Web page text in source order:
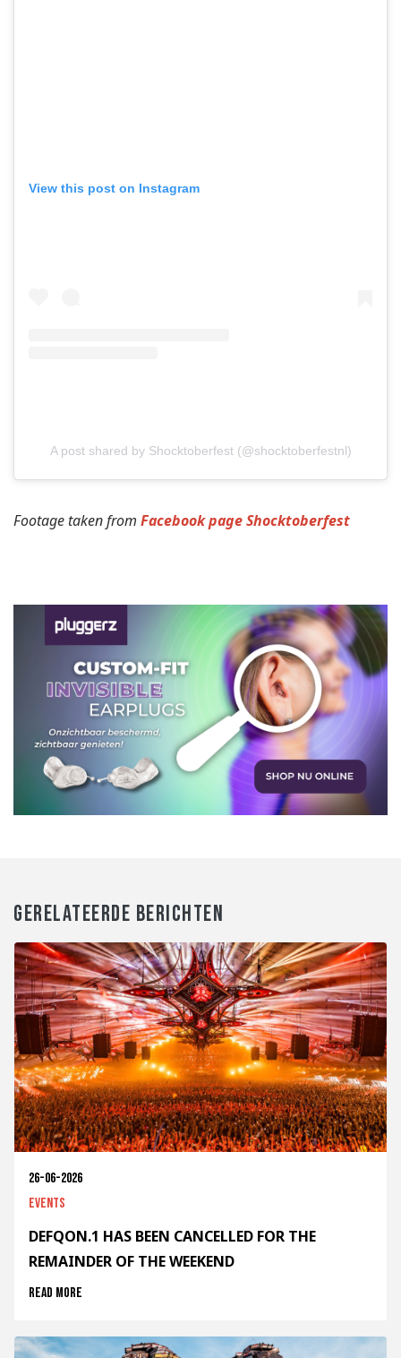
View this post on Instagram
A post shared by Shocktoberfest (@shocktoberfestnl)
Footage taken from Facebook page Shocktoberfest
GERELATEERDE BERICHTEN
26-06-2026
Events
DEFQON.1 HAS BEEN CANCELLED FOR THE
REMAINDER OF THE WEEKEND
Read more